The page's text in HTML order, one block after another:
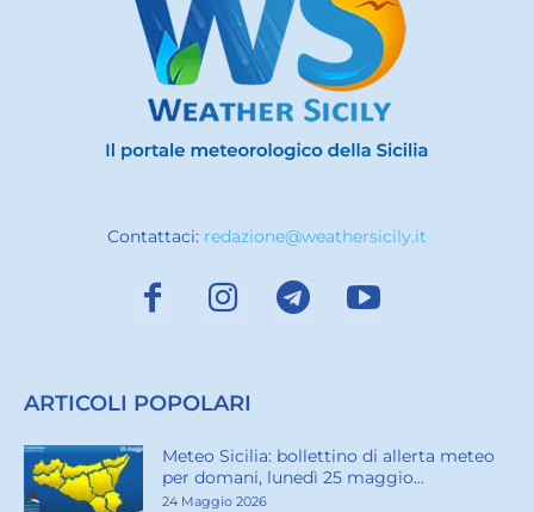
Contattaci: redazione@weathersicily.it
ARTICOLI POPOLARI
Meteo Sicilia: bollettino di allerta meteo
per domani, lunedì 25 maggio...
24 Maggio 2026